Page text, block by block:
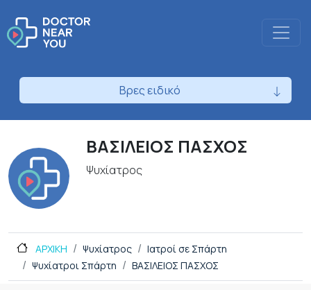
Βρες ειδικό
ΒΑΣΙΛΕΙΟΣ ΠΑΣΧΟΣ
Ψυχίατρος
ΑΡΧΙΚΗ Ψυχίατρος
Ιατροί σε Σπάρτη
Ψυχίατροι Σπάρτη
ΒΑΣΙΛΕΙΟΣ ΠΑΣΧΟΣ